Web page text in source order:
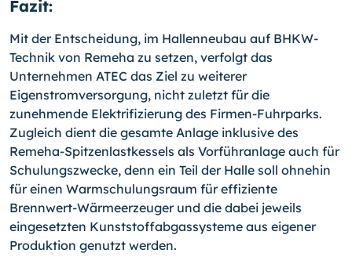
Fazit:
Mit der Entscheidung, im Hallenneubau auf BHKW-
Technik von Remeha zu setzen, verfolgt das
Unternehmen ATEC das Ziel zu weiterer
Eigenstromversorgung, nicht zuletzt für die
zunehmende Elektrifizierung des Firmen-Fuhrparks.
Zugleich dient die gesamte Anlage inklusive des
Remeha-Spitzenlastkessels als Vorführanlage auch für
Schulungszwecke, denn ein Teil der Halle soll ohnehin
für einen Warmschulungsraum für effiziente
Brennwert-Wärmeerzeuger und die dabei jeweils
eingesetzten Kunststoffabgassysteme aus eigener
Produktion genutzt werden.